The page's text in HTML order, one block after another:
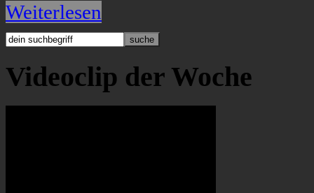
Weiterlesen
Videoclip der Woche